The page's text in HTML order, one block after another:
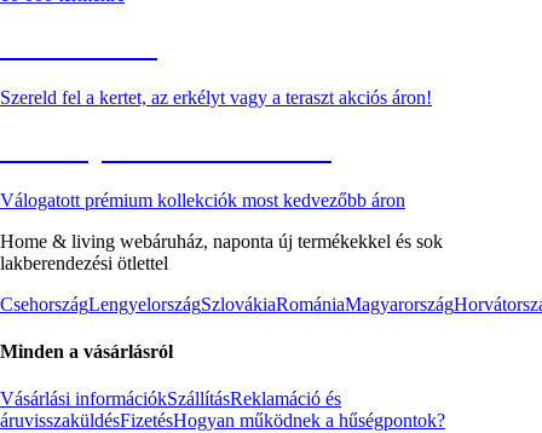
Szereld fel a kertet, az erkélyt vagy a teraszt akciós áron!
Válogatott prémium kollekciók most kedvezőbb áron
Home & living webáruház, naponta új termékekkel és sok
lakberendezési ötlettel
CsehországLengyelországSzlovákiaRomániaMagyarország
Minden a vásárlásról
Vásárlási információkSzállításReklamáció és
áruvisszaküldésFizetésHogyan működnek a hűségpontok?